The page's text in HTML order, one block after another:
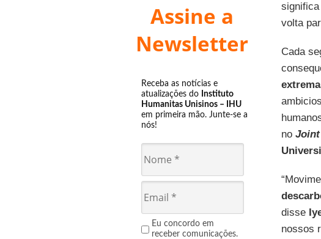
Assine a
Newsletter
Receba as notícias e
atualizações do Instituto
Humanitas Unisinos – IHU
em primeira mão. Junte-se a
nós!
Eu concordo em
receber comunicações.
volta
Cada
no Joint
disse
nossos